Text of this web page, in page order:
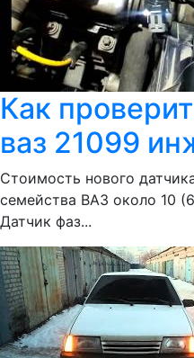
Как
ваз 21099
Стоимость нового
семейства ВАЗ около 10
Датчик фаз...